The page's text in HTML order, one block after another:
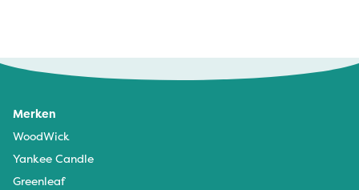
Lekkere geur, aanrader
Merken
WoodWick
Yankee Candle
Greenleaf